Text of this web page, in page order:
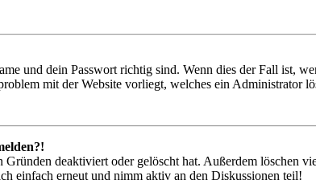
und dein Passwort richtig sind. Wenn dies der Fall ist,
mit der Website vorliegt, welches ein Administrator
deaktiviert oder gelöscht hat. Außerdem löschen
einfach erneut und nimm aktiv an den Diskussionen teil!